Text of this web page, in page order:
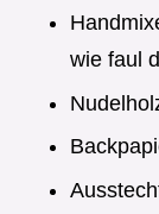
wie faul